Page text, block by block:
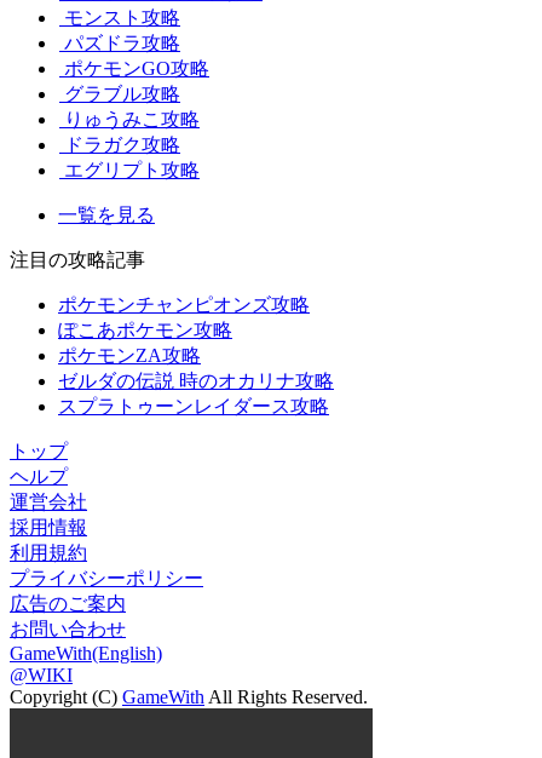
モンスト攻略
パズドラ攻略
ポケモンGO攻略
グラブル攻略
りゅうみこ攻略
ドラガク攻略
エグリプト攻略
一覧を見る
注目の攻略記事
ポケモンチャンピオンズ攻略
ぽこあポケモン攻略
ポケモンZA攻略
ゼルダの伝説 時のオカリナ攻略
スプラトゥーンレイダース攻略
トップ
ヘルプ
運営会社
採用情報
利用規約
プライバシーポリシー
広告のご案内
お問い合わせ
GameWith(English)
@WIKI
Copyright (C) GameWith All Rights Reserved.